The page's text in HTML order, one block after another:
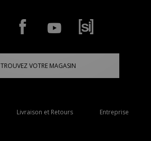
TROUVEZ VOTRE MAGASIN
Livraison et Retours Entreprise